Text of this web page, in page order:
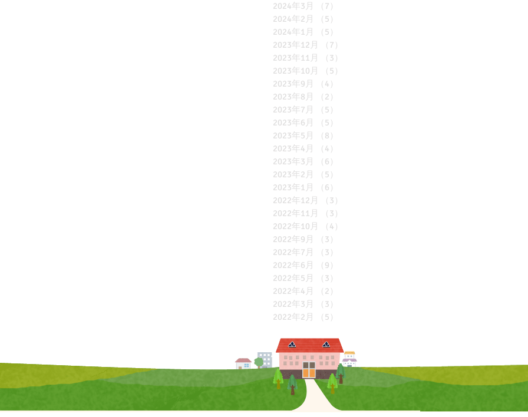
2024年3月
（7）
2024年2月
（5）
2024年1月
（5）
2023年12月
（7）
2023年11月
（3）
2023年10月
（5）
2023年9月
（4）
2023年8月
（2）
2023年7月
（5）
2023年6月
（5）
2023年5月
（8）
2023年4月
（4）
2023年3月
（6）
2023年2月
（5）
2023年1月
（6）
2022年12月
（3）
2022年11月
（3）
2022年10月
（4）
2022年9月
（3）
2022年7月
（3）
2022年6月
（9）
2022年5月
（3）
2022年4月
（2）
2022年3月
（3）
2022年2月
（5）